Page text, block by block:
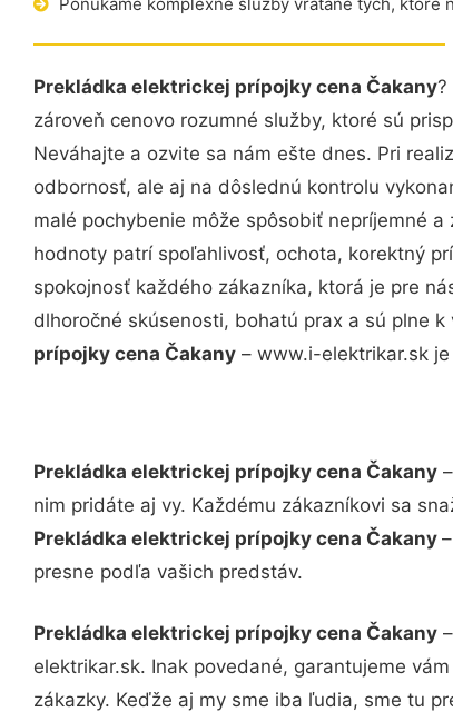
Prekládka elektrickej prípojky cena Čakany?
zároveň cenovo rozumné služby, ktoré sú
Neváhajte a ozvite sa nám ešte dnes. Pri
odbornosť, ale aj na dôslednú kontrolu
malé pochybenie môže spôsobiť nepríjemné
hodnoty patrí spoľahlivosť, ochota, korektný
spokojnosť každého zákazníka, ktorá je pre
dlhoročné skúsenosti, bohatú prax a sú plne k
prípojky cena Čakany – www.i-elektrikar.sk
Prekládka elektrickej prípojky cena Čakany
nim pridáte aj vy. Každému zákazníkovi sa
Prekládka elektrickej prípojky cena Čakany
presne podľa vašich predstáv.
Prekládka elektrickej prípojky cena Čakany
elektrikar.sk. Inak povedané, garantujeme
zákazky. Keďže aj my sme iba ľudia, sme tu